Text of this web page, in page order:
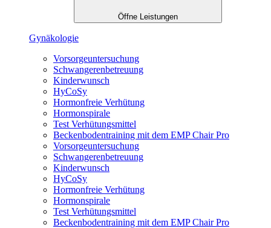
Öffne Leistungen
Gynäkologie
Vorsorgeuntersuchung
Schwangerenbetreuung
Kinderwunsch
HyCoSy
Hormonfreie Verhütung
Hormonspirale
Test Verhütungsmittel
Beckenbodentraining mit dem EMP Chair Pro
Vorsorgeuntersuchung
Schwangerenbetreuung
Kinderwunsch
HyCoSy
Hormonfreie Verhütung
Hormonspirale
Test Verhütungsmittel
Beckenbodentraining mit dem EMP Chair Pro